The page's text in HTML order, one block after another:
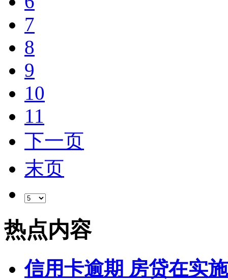
7
8
9
10
11
下一页
末页
热点内容
信用卡逾期 房贷在实